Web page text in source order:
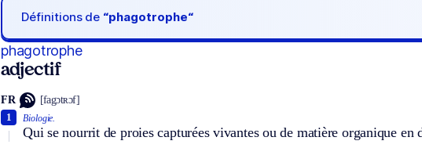
Définitions de “phagotrophe“
phagotrophe
adjectif
FR [fagɔtʀɔf]
Biologie.
Qui se nourrit de proies capturées vivantes ou de matière organique en
1